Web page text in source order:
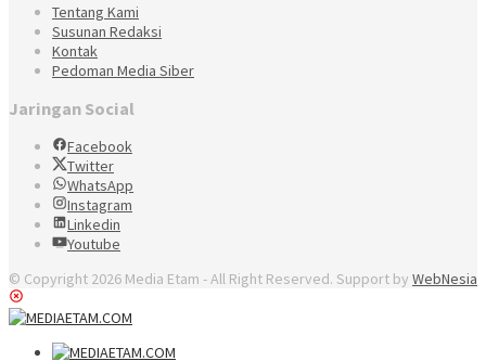
Tentang Kami
Susunan Redaksi
Kontak
Pedoman Media Siber
Jaringan Social
Facebook
Twitter
WhatsApp
Instagram
Linkedin
Youtube
© Copyright 2026 Media Etam - All Right Reserved. Support by WebNesia